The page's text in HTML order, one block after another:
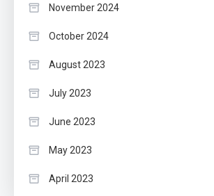
November 2024
October 2024
August 2023
July 2023
June 2023
May 2023
April 2023